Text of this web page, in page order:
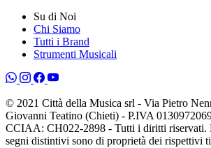
Su di Noi
Chi Siamo
Tutti i Brand
Strumenti Musicali
© 2021 Città della Musica srl - Via Pietro
Giovanni Teatino (Chieti) - P.IVA
CCIAA: CH022-2898 - Tutti i diritti riservati.
segni distintivi sono di proprietà dei rispettivi